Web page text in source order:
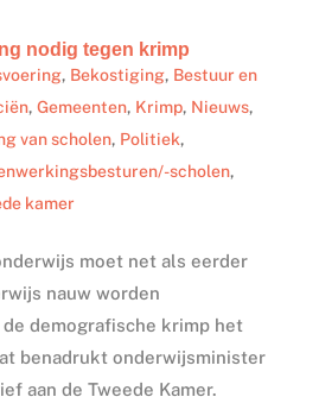
nodig tegen krimp
, Bekostiging, Bestuur en
, Gemeenten, Krimp, Nieuws,
van scholen, Politiek,
scholen,
kamer
moet net als eerder
nauw worden
demografische krimp het
benadrukt onderwijsminister
aan de Tweede Kamer.